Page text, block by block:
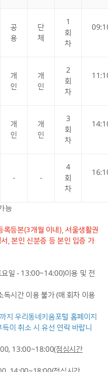
공
용
단
체
1
회
차
개
인
개
인
2
회
차
개
인
개
인
3
회
차
- -
4
회
차
능
등본(3개월 이내), 서울생활권
, 본인 신분증 등 본인 입증 가
일 - 13:00~14:00)이용 및 전
시간 이용 불가 (매 회차 이용
지 우리동네키움포털 홈페이지
이 취소 시 유선 연락 바랍니
13:00~18:00(점심시간